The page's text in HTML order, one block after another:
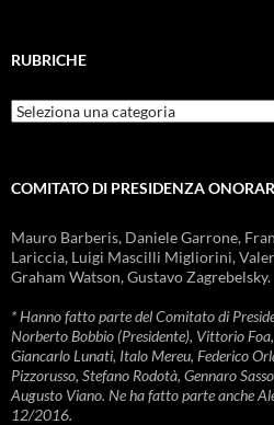
RUBRICHE
Rubriche
COMITATO DI PRESIDENZA
Mauro Barberis, Daniele Garrone,
Lariccia, Luigi Mascilli Migliorini,
Graham Watson, Gustavo Zagrebelsky.
* Hanno fatto parte del Comitato di
Norberto Bobbio (Presidente), Vittorio
Giancarlo Lunati, Italo Mereu, Federico
Pizzorusso, Stefano Rodotà, Gennaro
Augusto Viano. Ne ha fatto parte anche
12/2016.